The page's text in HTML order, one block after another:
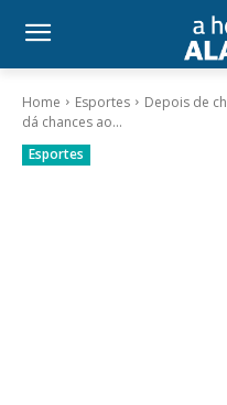
Home Esportes
Depois de
dá chances ao...
Esportes